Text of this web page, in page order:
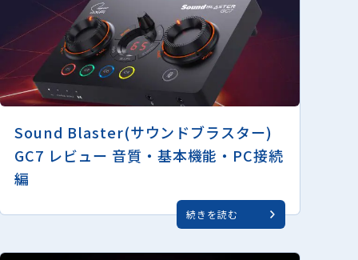
Sound Blaster(サウンドブラスター)
GC7 レビュー 音質・基本機能・PC接続
編
続きを読む